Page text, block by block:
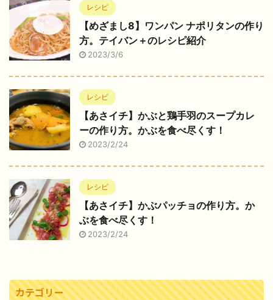
レシピ
【めざまし8】ワンパン ナポリタンの作り
方。テイバン＋のレシピ紹介
2023/3/6
レシピ
【あさイチ】かぶと鶏手羽のスープカレ
ーの作り方。かぶを食べ尽くす！
2023/2/24
レシピ
【あさイチ】かぶパッチョの作り方。か
ぶを食べ尽くす！
2023/2/24
カテゴリー